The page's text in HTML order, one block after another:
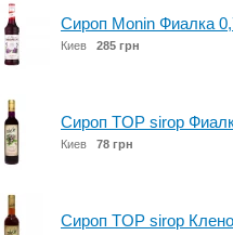
Сироп Monin Фиалка
Киев 285 грн
Сироп TOP sirop
Киев 78 грн
Сироп TOP sirop